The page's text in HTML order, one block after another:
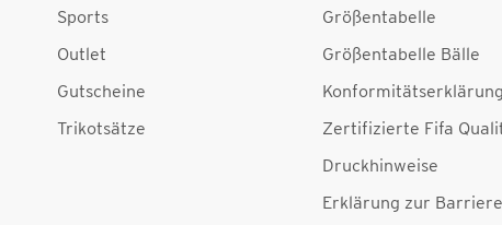
Sports
Outlet
Gutscheine
Trikotsätze
Größentabelle
Größentabelle Bälle
Konformitätserklärung
Zertifizierte Fifa
Druckhinweise
Erklärung zur